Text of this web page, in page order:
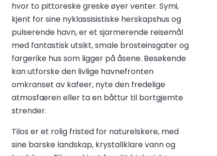
hvor to pittoreske greske øyer venter. Symi,
kjent for sine nyklassisistiske herskapshus og
pulserende havn, er et sjarmerende reisemål
med fantastisk utsikt, smale brosteinsgater og
fargerike hus som ligger på åsene. Besøkende
kan utforske den livlige havnefronten
omkranset av kafeer, nyte den fredelige
atmosfæren eller ta en båttur til bortgjemte
strender.
Tilos er et rolig fristed for naturelskere, med
sine barske landskap, krystallklare vann og